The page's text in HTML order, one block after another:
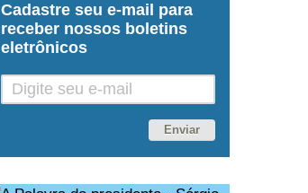
Cadastre seu e-mail para
receber nossos boletins
eletrônicos
Enviar